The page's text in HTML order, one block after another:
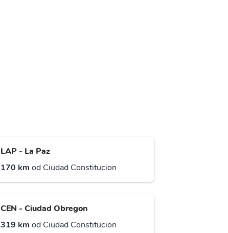
LAP - La Paz
170 km od Ciudad Constitucion
CEN - Ciudad Obregon
319 km od Ciudad Constitucion